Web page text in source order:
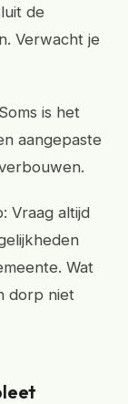
de
Verwacht je
is het
aangepaste
Vraag altijd
Wat
dorp niet